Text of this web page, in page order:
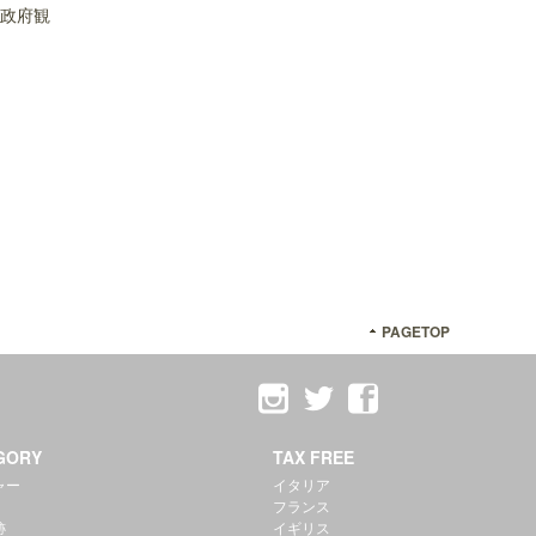
府観
PAGETOP
ー
TAX FREE
イタリア
フランス
イギリス